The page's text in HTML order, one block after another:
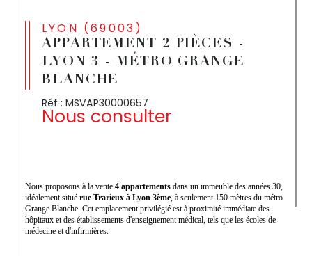
LYON (69003)
APPARTEMENT 2 PIÈCES -
LYON 3 - MÉTRO GRANGE
BLANCHE
Réf : MSVAP30000657
Nous consulter
Nous proposons à la vente 4 appartements dans un immeuble des années 30,
idéalement situé rue Trarieux à Lyon 3ème, à seulement 150 mètres du métro
Grange Blanche. Cet emplacement privilégié est à proximité immédiate des
hôpitaux et des établissements d'enseignement médical, tels que les écoles de
médecine et d'infirmières.